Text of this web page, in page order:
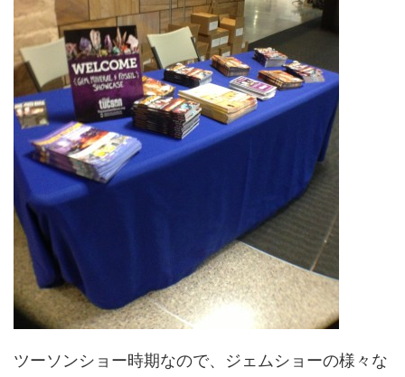
ツーソンショー時期なので、ジェムショーの様々な